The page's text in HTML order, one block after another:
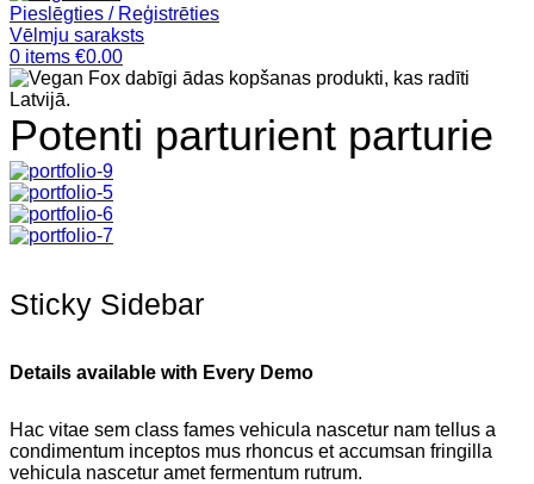
Pieslēgties / Reģistrēties
Vēlmju saraksts
0 items €0.00
Potenti parturient parturie
Sticky Sidebar
Details available with Every Demo
Hac vitae sem class fames vehicula nascetur nam tellus a
condimentum inceptos mus rhoncus et accumsan fringilla
vehicula nascetur amet fermentum rutrum.